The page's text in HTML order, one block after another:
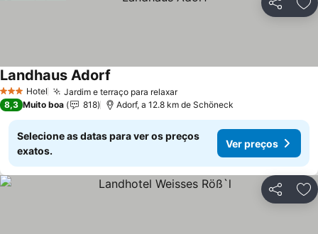
Partilhar
3 EstrelasHotel Jardim e terraço para relaxarVer preços
Landhaus Adorf
8,3 Muito boa 818 Adorf, a 12.8 km de Schöneck
Selecione as datas para ver os preços
exatos.
Ver preços
Partilhar